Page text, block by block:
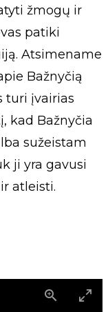
žmogų ir
patiki
Atsimename
Bažnyčią
turi įvairias
kad Bažnyčia
sužeistam
ji yra gavusi
atleisti.